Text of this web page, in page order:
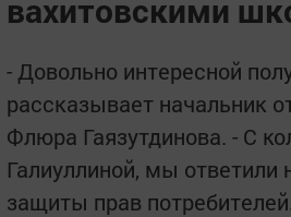
вахитовскими
- Довольно интересной
рассказывает начальник
Флюра Гаязутдинова. - С
Галиуллиной, мы
защиты прав